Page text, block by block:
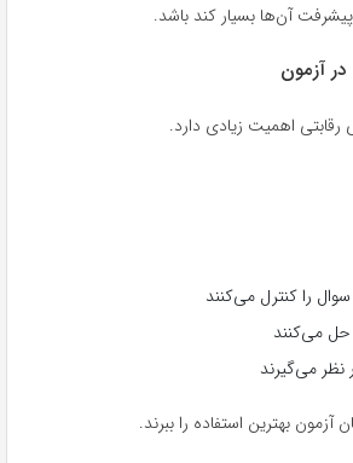
آن‌ها بسیار کند باشد.
آزمون
اهمیت زیادی دارد.
را کنترل می‌کنند
حل می‌کنند
نظر می‌گیرند
بهترین استفاده را ببرند.